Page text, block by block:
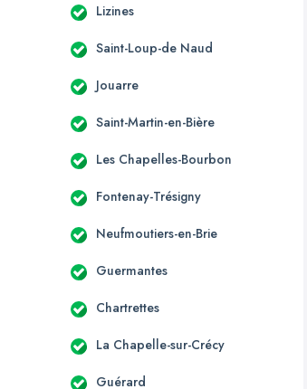
Lizines
Saint-Loup-de Naud
Jouarre
Saint-Martin-en-Bière
Les Chapelles-Bourbon
Fontenay-Trésigny
Neufmoutiers-en-Brie
Guermantes
Chartrettes
La Chapelle-sur-Crécy
Guérard